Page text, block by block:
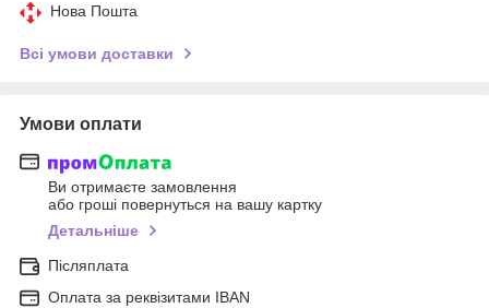
Нова Пошта
Всі умови доставки
Умови оплати
Ви отримаєте замовлення
або гроші повернуться на вашу картку
Детальніше
Післяплата
Оплата за реквізитами IBAN